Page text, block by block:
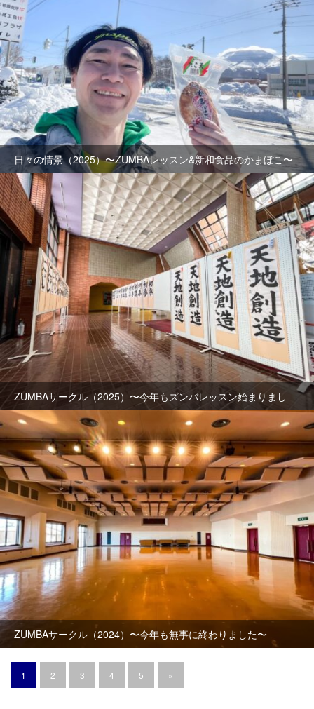
日々の情景（2025）〜ZUMBAレッスン&新和食品のかまぼこ〜
ZUMBAサークル（2025）〜今年もズンバレッスン始まりまし
た〜
ZUMBAサークル（2024）〜今年も無事に終わりました〜
1 2 3 4 5 »